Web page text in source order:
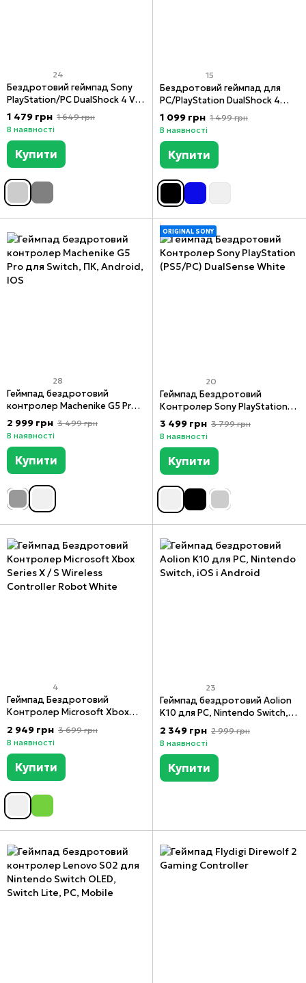
24
Бездротовий геймпад Sony
PlayStation/PC DualShock 4 V2
Green Camo
1 479 грн 1 649 грн
В наявності
Купити
15
Бездротовий геймпад для
PC/PlayStation DualShock 4
Black
1 099 грн 1 499 грн
В наявності
Купити
28
Геймпад бездротовий
контролер Machenike G5 Pro
для Switch, ПК, Android, IOS
2 999 грн 3 499 грн
В наявності
Купити
ORIGINAL SONY
20
Геймпад Бездротовий
Контролер Sony PlayStation
(PS5/PC) DualSense White
3 499 грн 3 799 грн
В наявності
Купити
4
Геймпад Бездротовий
Контролер Microsoft Xbox
Series X / S Wireless Controller
Robot White
2 949 грн 3 699 грн
В наявності
Купити
23
Геймпад бездротовий Aolion
K10 для PC, Nintendo Switch,
iOS і Android
2 349 грн 2 999 грн
В наявності
Купити